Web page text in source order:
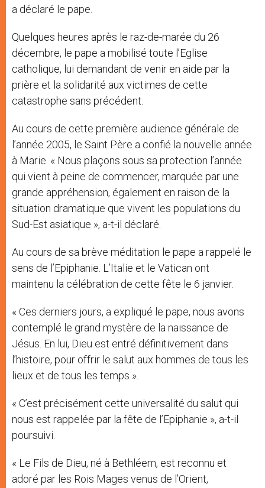
a déclaré le pape.
Quelques heures après le raz-de-marée du 26
décembre, le pape a mobilisé toute l’Eglise
catholique, lui demandant de venir en aide par la
prière et la solidarité aux victimes de cette
catastrophe sans précédent.
Au cours de cette première audience générale de
l’année 2005, le Saint Père a confié la nouvelle année
à Marie. « Nous plaçons sous sa protection l’année
qui vient à peine de commencer, marquée par une
grande appréhension, également en raison de la
situation dramatique que vivent les populations du
Sud-Est asiatique », a-t-il déclaré.
Au cours de sa brève méditation le pape a rappelé le
sens de l’Epiphanie. L’Italie et le Vatican ont
maintenu la célébration de cette fête le 6 janvier.
« Ces derniers jours, a expliqué le pape, nous avons
contemplé le grand mystère de la naissance de
Jésus. En lui, Dieu est entré définitivement dans
l’histoire, pour offrir le salut aux hommes de tous les
lieux et de tous les temps ».
« C’est précisément cette universalité du salut qui
nous est rappelée par la fête de l’Epiphanie », a-t-il
poursuivi.
« Le Fils de Dieu, né à Bethléem, est reconnu et
adoré par les Rois Mages venus de l’Orient,